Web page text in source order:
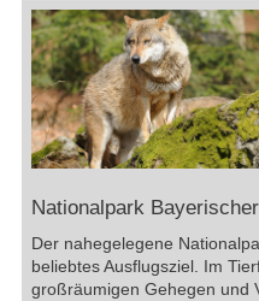
Nationalpark
Der nahegelegene
beliebtes Ausflugsziel. Im
großräumigen Gehegen und